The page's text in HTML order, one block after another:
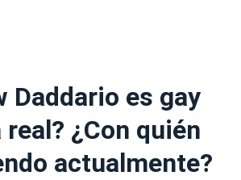
Daddario es gay
¿Con quién
actualmente?